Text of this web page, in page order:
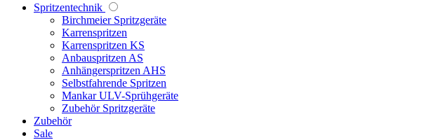
Spritzentechnik
Birchmeier Spritzgeräte
Karrenspritzen
Karrenspritzen KS
Anbauspritzen AS
Anhängerspritzen AHS
Selbstfahrende Spritzen
Mankar ULV-Sprühgeräte
Zubehör Spritzgeräte
Zubehör
Sale